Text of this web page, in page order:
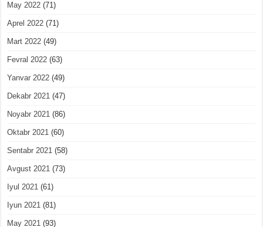
May 2022 (71)
Aprel 2022 (71)
Mart 2022 (49)
Fevral 2022 (63)
Yanvar 2022 (49)
Dekabr 2021 (47)
Noyabr 2021 (86)
Oktabr 2021 (60)
Sentabr 2021 (58)
Avgust 2021 (73)
Iyul 2021 (61)
Iyun 2021 (81)
May 2021 (93)